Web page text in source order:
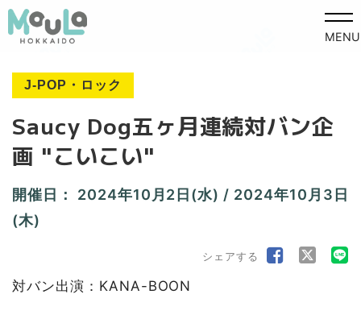
MENU
J-POP・ロック
Saucy Dog五ヶ月連続対バン企
画 "こいこい"
開催日： 2024年10月2日(水) / 2024年10月3日
(木)
シェアする
対バン出演：KANA-BOON